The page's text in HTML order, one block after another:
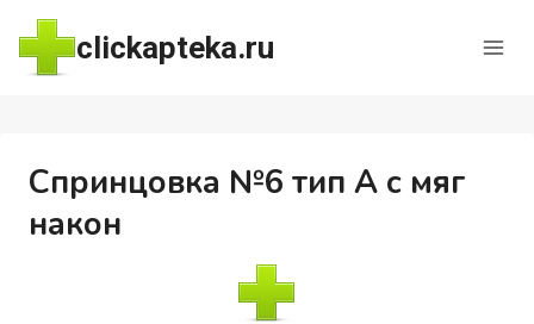
Перейти
содержимому
clickapteka.ru
Спринцовка №6 тип А с мяг
након